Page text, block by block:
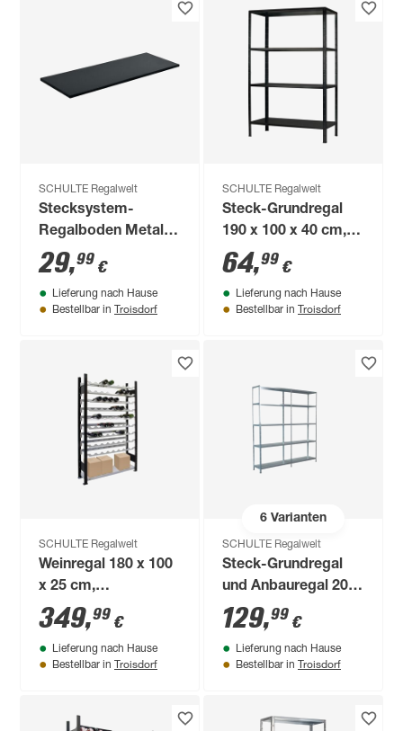
SCHULTE Regalwelt
Stecksystem-
Regalboden Metall
40 x 50 cm
29,99 €
Lieferung nach Hause
Bestellbar in Troisdorf
SCHULTE Regalwelt
Steck-Grundregal
190 x 100 x 40 cm, 4
Böden, schwarz,
Tragkraft 260 kg
64,99 €
Lieferung nach Hause
Bestellbar in Troisdorf
SCHULTE Regalwelt
Weinregal 180 x 100
x 25 cm,
schwarz/silber
349,99 €
Lieferung nach Hause
Bestellbar in Troisdorf
6Varianten
SCHULTE Regalwelt
Steck-Grundregal
und Anbauregal 200
x 180 x 35 cm, 10
Böden, verzinkt,
Tragkraft 425 kg
129,99 €
Lieferung nach Hause
Bestellbar in Troisdorf